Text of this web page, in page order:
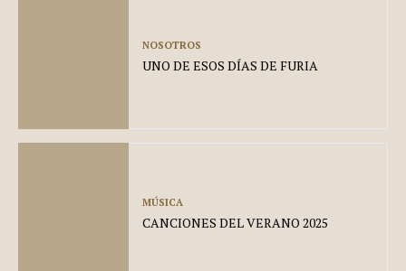
NOSOTROS
UNO DE ESOS DÍAS DE FURIA
MÚSICA
CANCIONES DEL VERANO 2025